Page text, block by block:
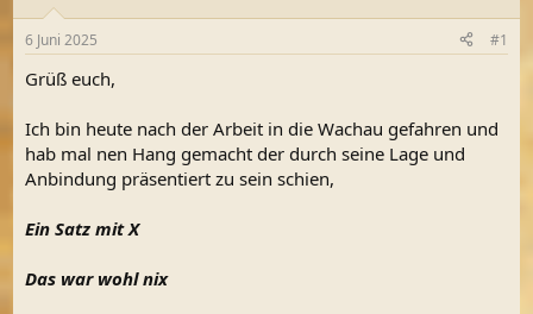
e
r
t
6 Juni 2025 #1
Grüß euch,
Ich bin heute nach der Arbeit in die Wachau gefahren und
hab mal nen Hang gemacht der durch seine Lage und
Anbindung präsentiert zu sein schien,
Ein Satz mit X
Das war wohl nix